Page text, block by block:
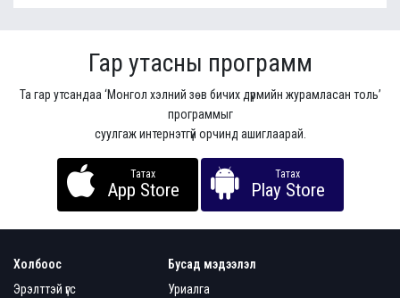
Гар утасны программ
Та гар утсандаа ‘Монгол хэлний зөв бичих дүрмийн журамласан толь’
программыг
суулгаж интернэтгүй орчинд ашиглаарай.
Татах
App Store
Татах
Play Store
Холбоос
Эрэлттэй үгс
Бусад мэдээлэл
Уриалга